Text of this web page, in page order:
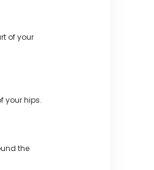
of your
your hips.
the